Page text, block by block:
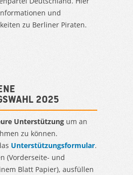
und
zu Berliner Piraten.
2025
Unterstützung um an
zu können.
Unterstützungsformular.
(Vorderseite- und
Blatt Papier), ausfüllen